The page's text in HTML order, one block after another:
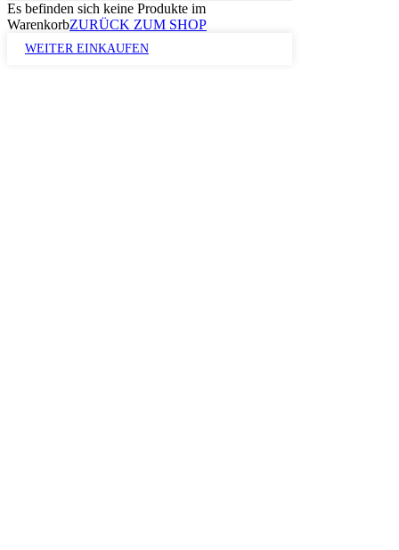
Es befinden sich keine Produkte im
WarenkorbZURÜCK ZUM SHOP
WEITER EINKAUFEN